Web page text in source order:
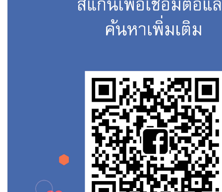
Kawasaki Z300
สภาพ เอกสารคร